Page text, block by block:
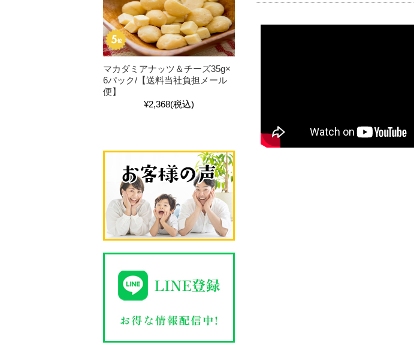
マカダミアナッツ＆チーズ35g×
6パック/【送料当社負担メール
便】
¥2,368(税込)